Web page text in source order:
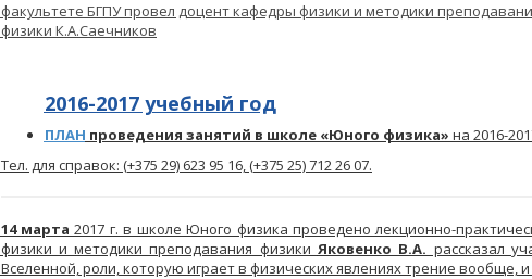
2016-2017 учебный год
ПЛАН проведения занятий в школе «Юного физика» на 2016-
Тел. для справок: (+375 29) 623 95 16, (+375 25) 712 26 07.
14 марта 2017 г. в школе Юного физика проведено лекционно-
физики и методики преподавания физики Яковенко В.А. рассказал
Вселенной, роли, которую играет в физических явлениях трение вообще,